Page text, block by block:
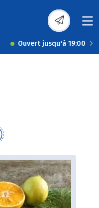
Ouvert jusqu'à 19:00